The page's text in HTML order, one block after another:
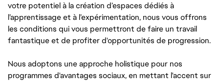
votre potentiel à la création d’espaces dédiés à
l’apprentissage et à l’expérimentation, nous vous offrons
les conditions qui vous permettront de faire un travail
fantastique et de profiter d'opportunités de progression.
Nous adoptons une approche holistique pour nos
programmes d'avantages sociaux, en mettant l'accent sur